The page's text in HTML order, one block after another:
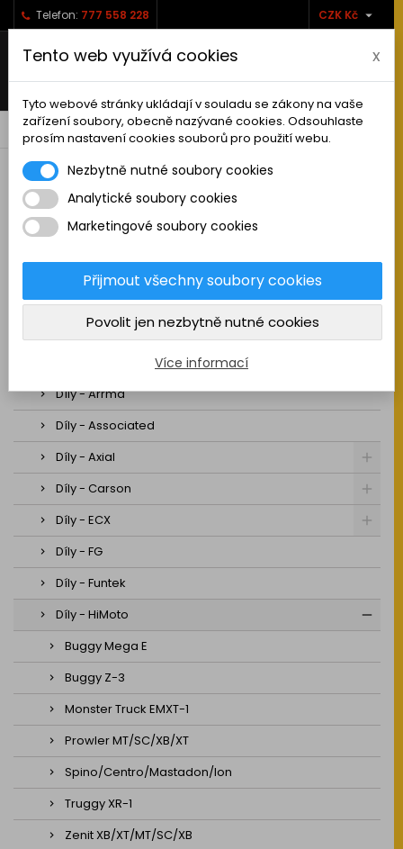
Telefon: 777 558 228 CZK Kč 
   shopping_cart0
RC AUTA
Sestavená auta elektro
Stavebnice aut elektro
Auta na spalovací motor
Náhradní díly
Díly - Arrma
Díly - Associated
Díly - Axial
Díly - Carson
Díly - ECX
Díly - FG
Díly - Funtek
Díly - HiMoto
Buggy Mega E
Buggy Z-3
Monster Truck EMXT-1
Prowler MT/SC/XB/XT
Spino/Centro/Mastadon/Ion
Truggy XR-1
Zenit XB/XT/MT/SC/XB
Tento web využívá cookies x
Tyto webové stránky ukládají v souladu se zákony na vaše
zařízení soubory, obecně nazývané cookies. Odsouhlaste
prosím nastavení cookies souborů pro použití webu.
Nezbytně nutné soubory cookies
Analytické soubory cookies
Marketingové soubory cookies
Přijmout všechny soubory cookies
Povolit jen nezbytně nutné cookies
Více informací